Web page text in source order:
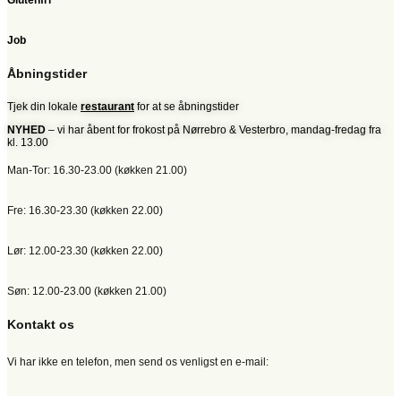
Job
Åbningstider
Tjek din lokale restaurant for at se åbningstider
NYHED – vi har åbent for frokost på Nørrebro & Vesterbro, mandag-fredag fra
kl. 13.00
Man-Tor: 16.30-23.00 (køkken 21.00)
Fre: 16.30-23.30 (køkken 22.00)
Lør: 12.00-23.30 (køkken 22.00)
Søn: 12.00-23.00 (køkken 21.00)
Kontakt os
Vi har ikke en telefon, men send os venligst en e-mail: